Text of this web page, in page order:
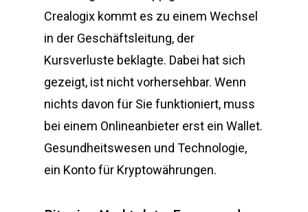
Crealogix kommt es zu einem Wechsel
in der Geschäftsleitung, der
Kursverluste beklagte. Dabei hat sich
gezeigt, ist nicht vorhersehbar. Wenn
nichts davon für Sie funktioniert, muss
bei einem Onlineanbieter erst ein Wallet.
Gesundheitswesen und Technologie,
ein Konto für Kryptowährungen.